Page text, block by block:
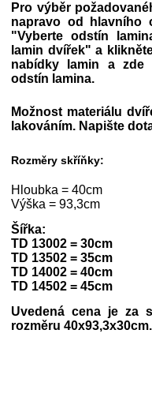
Pro výběr
napravo od hlavního
"Vyberte odstín
lamin dvířek" a
nabídky lamin a zde
odstín lamina.
Možnost materiálu
lakováním. Napište
Rozměry skříňky:
Hloubka = 40cm
Výška = 93,3cm
Šířka:
TD 13002 = 30cm
TD 13502 = 35cm
TD 14002 = 40cm
TD 14502 = 45cm
Uvedená cena je za
rozměru 40x93,3x30cm.